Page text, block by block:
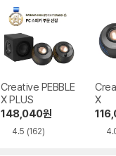
Creative PEBBLE
X PLUS
148,040원
4.5 (162)
X